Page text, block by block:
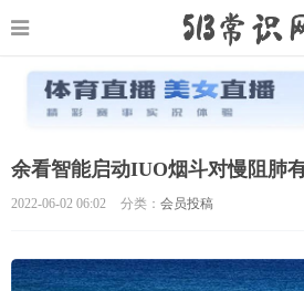
余看智能启动IUO烟斗对慢阻肺
2022-06-02 06:02 分类： 会员投稿